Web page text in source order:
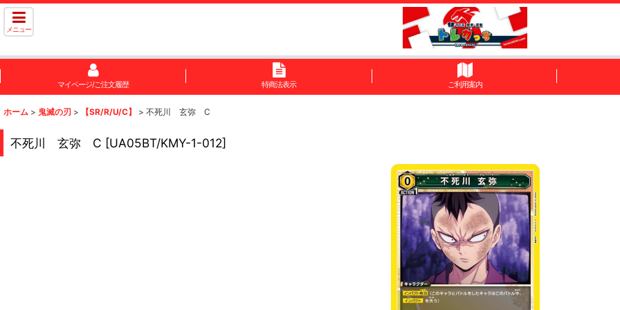
メニュー
マイページ/ご注文履歴 特商法表示 ご利用案内
ホーム > 鬼滅の刃 > 【SR/R/U/C】 > 不死川 玄弥 C
不死川 玄弥 C [UA05BT/KMY-1-012]